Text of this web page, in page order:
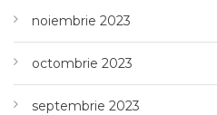
noiembrie 2023
octombrie 2023
septembrie 2023